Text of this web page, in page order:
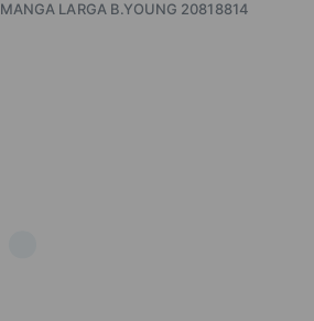
MANGA LARGA B.YOUNG 20818814